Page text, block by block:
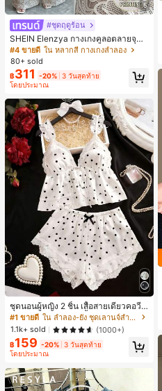
5
#ชุดฤดูร้อน
SHEIN Elenzya กางเกงคูลอตลายจุดเ
อวสูงแบบใหม่สำหรับฤดูใบไม้ผลิ/ฤดูร้อ
น, สไตล์หรูหราเหมาะสำหรับใส่ในชีวิต
ประจำวันและทำงาน, ให้ความรู้สึกวินเ
ทจสำหรับฤดูรับปริญญา, เทศกาลดนตร
ี, การแข่งม้าดาร์บี้, วันประกาศอิสรภาพ
#4 ขายดี ใน หลากสี กางเกงลำลอง
80+ sold
฿311 -20% 3 วันสุดท้าย
โดยประมาณ
ชุดนอนผู้หญิง 2 ชิ้น เสื้อสายเดี่ยวคอวีลู
กไม้ พร้อมกางเกงขาสั้นแต่งลูกไม้ แต่ง
โบว์ที่เอว ชุดลำลองผู้หญิงนุ่มสบายน่ารั
ก สไตล์เอสเธติก
#1 ขายดี
ใน ลำลอง-ยัง ชุดเลานจ์สำหรับผู้หญิง
1.1k+ sold
(1000+)
฿159 -20% 3 วันสุดท้าย
โดยประมาณ